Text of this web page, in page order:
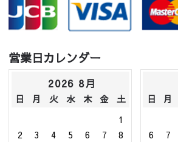
営業日カレンダー
2026 8月
日 月 火 水 木 金
土
1
2
3 4 5 6 7
8
日 月
6
7